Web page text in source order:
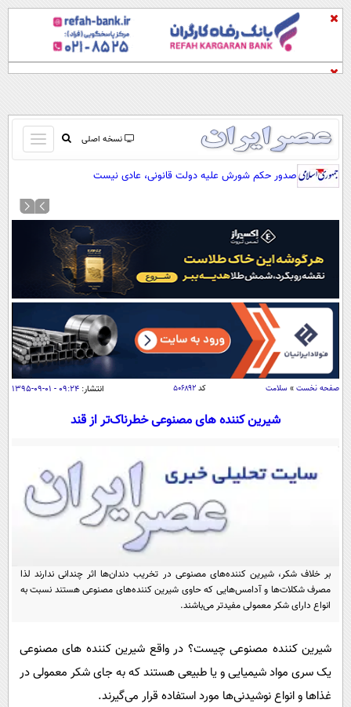
نسخه اصلی
باز
و
کردن
منو
صفحه اول
نظرسنجی
آب و هوا
سواد زندگی
سیاسی
اقتصاد
یک برش دانایی
سفر و تفریح
علم و دانش
علمی
اخبار کریپتو
گوناگون
سرگرمی
مجله تصویری سلاح
فیلم
ورزش
سیاست
خواندنی ها و دیدنی ها
داستان کوتاه
آموزش زبان
صدور حکم شورش علیه دولت قانونی، عادی نیست
صفحه نخست » سلامت کد۵۰۶۸۹۲ انتشار: ۰۹:۲۴ - ۰۱-۰۹-۱۳۹۵
شیرین کننده های مصنوعی خطرناک‌تر از قند
بر خلاف شکر، شیرین‌ کننده‌‌های مصنوعی در تخریب دندان‌ها اثر چندانی ندارند لذا
مصرف شکلات‌ها و آدامس‌هایی که حاوی شیرین کننده‌های مصنوعی هستند نسبت به
انواع دارای شکر معمولی مفید‌تر می‌‌باشند.
شیرین کننده مصنوعی چیست؟ در واقع شیرین کننده های مصنوعی
یک سری مواد شیمیایی و یا طبیعی هستند که به جای شکر معمولی در
غذاها و انواع نوشیدنی‌ها مورد استفاده قرار می‌گیرند.